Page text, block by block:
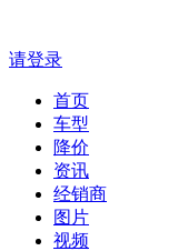
请登录
首页
车型
降价
资讯
经销商
图片
视频